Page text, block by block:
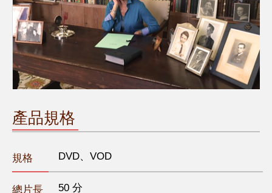
產品規格
規格 DVD、VOD
總片長 50 分